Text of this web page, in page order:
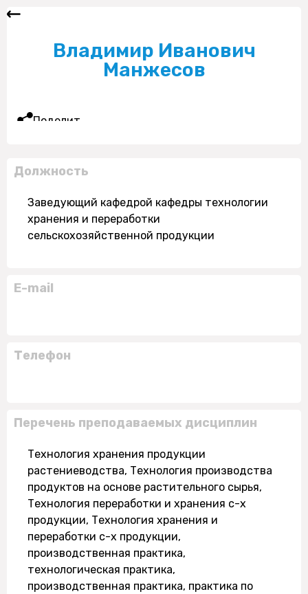
Владимир Иванович
Манжесов
Поделиться
Должность
Заведующий кафедрой кафедры технологии
хранения и переработки
сельскохозяйственной продукции
E-mail
Телефон
Перечень преподаваемых дисциплин
Технология хранения продукции
растениеводства, Технология производства
продуктов на основе растительного сырья,
Технология переработки и хранения с-х
продукции, Технология хранения и
переработки с-х продукции,
производственная практика,
технологическая практика,
производственная практика, практика по